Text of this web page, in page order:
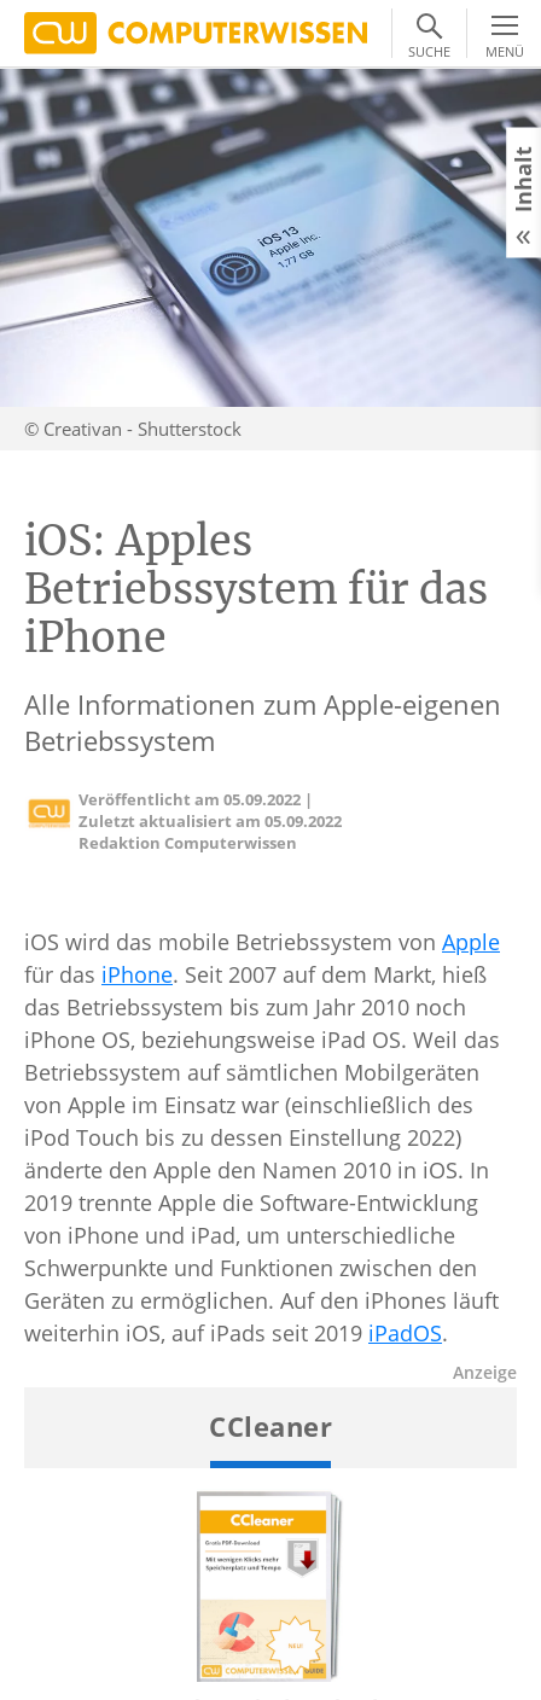
SUCHE MENÜ
© Creativan - Shutterstock
iOS: Apples
Betriebssystem für das
iPhone
Alle Informationen zum Apple-eigenen
Betriebssystem
Veröffentlicht am05.09.2022 |
Zuletzt aktualisiert am05.09.2022
Redaktion Computerwissen
iOS wird das mobile Betriebssystem von Apple
für das iPhone. Seit 2007 auf dem Markt, hieß
das Betriebssystem bis zum Jahr 2010 noch
iPhone OS, beziehungsweise iPad OS. Weil das
Betriebssystem auf sämtlichen Mobilgeräten
von Apple im Einsatz war (einschließlich des
iPod Touch bis zu dessen Einstellung 2022)
änderte den Apple den Namen 2010 in iOS. In
2019 trennte Apple die Software-Entwicklung
von iPhone und iPad, um unterschiedliche
Schwerpunkte und Funktionen zwischen den
Geräten zu ermöglichen. Auf den iPhones läuft
weiterhin iOS, auf iPads seit 2019 iPadOS.
Inhalt